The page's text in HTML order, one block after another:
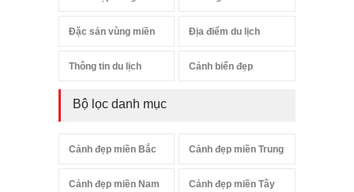
Đặc sản vùng miền Địa điểm du lịch
Thông tin du lịch Cảnh biển đẹp
Bộ lọc danh mục
Cảnh đẹp miền Bắc Cảnh đẹp miền Trung
Cảnh đẹp miền Nam Cảnh đẹp miền Tây